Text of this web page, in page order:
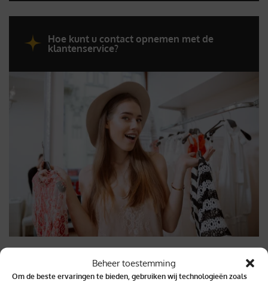
Beheer toestemming
Om de beste ervaringen te bieden, gebruiken wij technologieën zoals
Hoe kunt u contact opnemen met de
klantenservice?